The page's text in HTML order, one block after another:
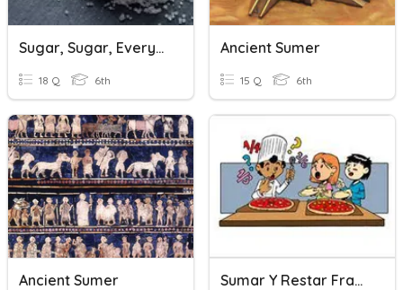
Sugar, Sugar, Everywhere
18 Q 6th
Ancient Sumer
15 Q 6th
Ancient Sumer Sumar Y Restar Fracciones: Igual Denominador